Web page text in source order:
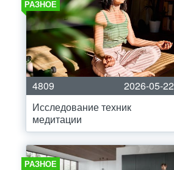
РАЗНОЕ
4809
2026-05-22
Исследование техник
медитации
РАЗНОЕ